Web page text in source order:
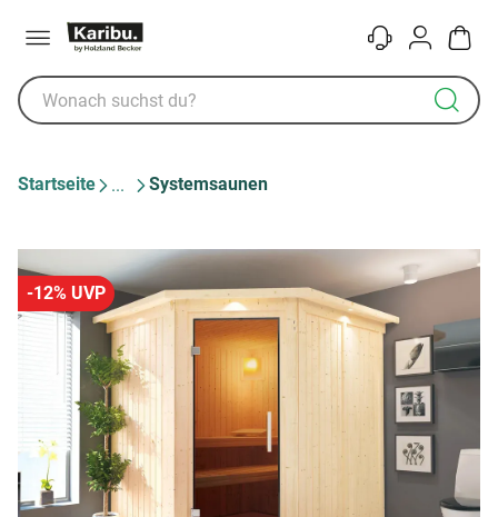
KontaktKonto
Startseite Systemsaunen
-12% UVP